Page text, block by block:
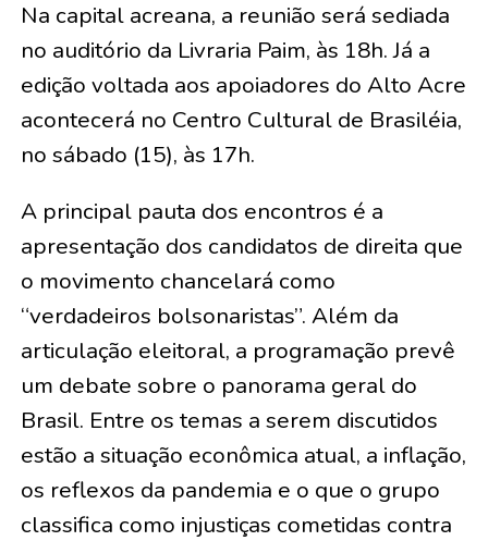
Na capital acreana, a reunião será sediada
no auditório da Livraria Paim, às 18h. Já a
edição voltada aos apoiadores do Alto Acre
acontecerá no Centro Cultural de Brasiléia,
no sábado (15), às 17h.
A principal pauta dos encontros é a
apresentação dos candidatos de direita que
o movimento chancelará como
“verdadeiros bolsonaristas”. Além da
articulação eleitoral, a programação prevê
um debate sobre o panorama geral do
Brasil. Entre os temas a serem discutidos
estão a situação econômica atual, a inflação,
os reflexos da pandemia e o que o grupo
classifica como injustiças cometidas contra